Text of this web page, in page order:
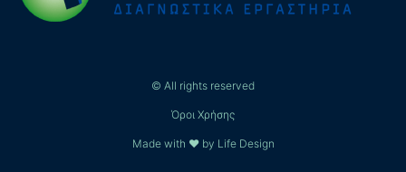
© All rights reserved
Όροι Χρήσης
Made with ❤ by Life Design